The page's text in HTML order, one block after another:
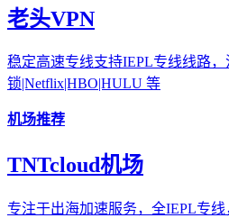
老头VPN
稳定高速专线支持IEPL专线线路
锁|Netflix|HBO|HULU 等
机场推荐
TNTcloud机场
专注于出海加速服务，全IEPL专